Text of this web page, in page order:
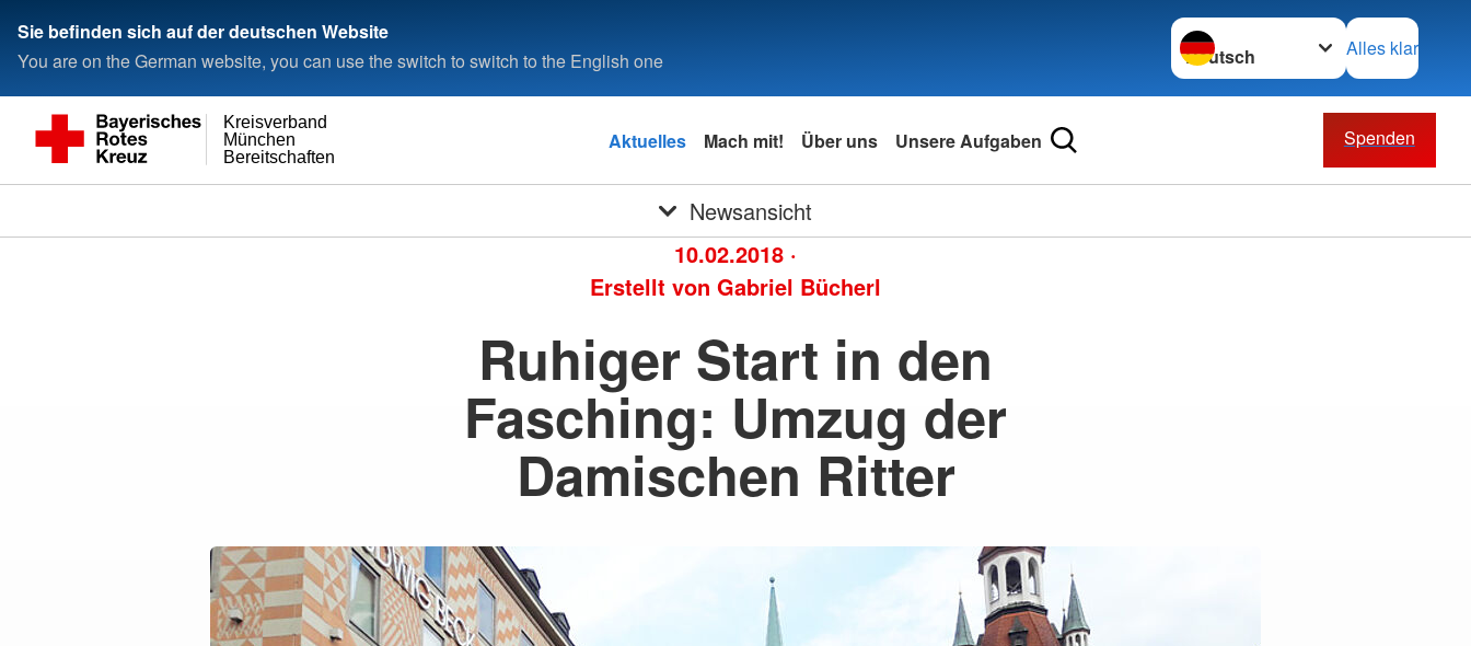
Sie befinden sich auf der deutschen Website
You are on the German website, you can use the switch to switch to the English one
Sprache wechseln zu
Alles klar
Bereitschaften
München
Kreisverband
Aktuelles Mach mit! Über uns Unsere Aufgaben Spenden
Newsansicht
10.02.2018 ·
Erstellt von Gabriel Bücherl
Ruhiger Start in den
Fasching: Umzug der
Damischen Ritter